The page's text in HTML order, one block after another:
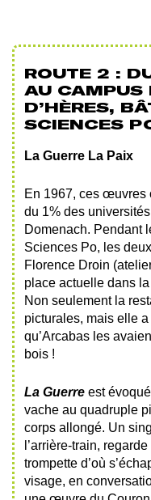
ROUTE 2 :
AU CAMPUS
D’HÈRES,
SCIENCES
La Guerre La Paix
En 1967, ces œuvres
du 1% des
Domenach. Pendant
Sciences Po, les
Florence Droin
place actuelle dans
Non seulement la
picturales, mais elle
qu’Arcabas les
bois !
La Guerre est
vache au quadruple
corps allongé. Un
l’arrière-train,
trompette d’où
visage, en